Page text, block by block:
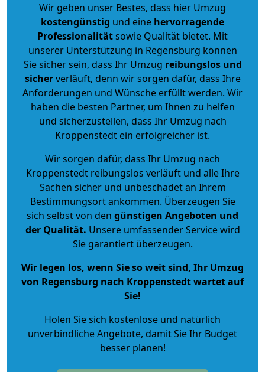
Wir geben unser Bestes, dass hier Umzug
kostengünstig und eine hervorragende
Professionalitätsowie Qualität bietet. Mit
unserer Unterstützung in Regensburg können
Sie sicher sein, dass Ihr Umzug reibungslos und
sicherverläuft, denn wir sorgen dafür, dass Ihre
Anforderungen und Wünsche erfüllt werden. Wir
haben die besten Partner, um Ihnen zu helfen
und sicherzustellen, dass Ihr Umzug nach
Kroppenstedt ein erfolgreicher ist.
Wir sorgen dafür, dass Ihr Umzug nach
Kroppenstedt reibungslos verläuft und alle Ihre
Sachen sicher und unbeschadet an Ihrem
Bestimmungsort ankommen. Überzeugen Sie
sich selbst von den günstigen Angeboten und
der Qualität. Unsere umfassender Service wird
Sie garantiert überzeugen.
Wir legen los, wenn Sie so weit sind, Ihr Umzug
von Regensburg nach Kroppenstedt wartet auf
Sie!
Holen Sie sich kostenlose und natürlich
unverbindliche Angebote, damit Sie Ihr Budget
besser planen!